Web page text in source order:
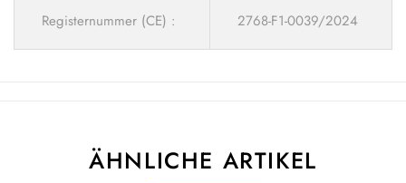
Registernummer (CE) : 2768-F1-0039/2024
ÄHNLICHE ARTIKEL